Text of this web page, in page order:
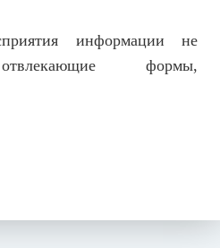
информации не
формы,